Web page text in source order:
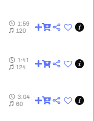
1:59
1:59
120
1:41
1:41
124
3:04
3:04
60